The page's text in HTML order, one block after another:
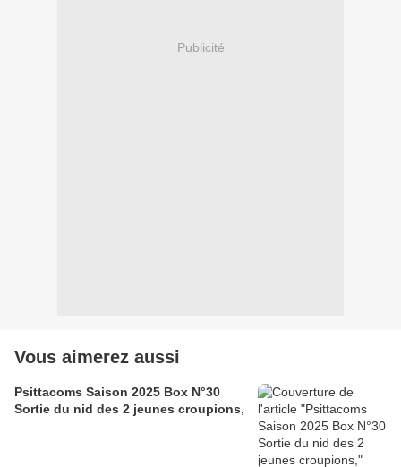
Publicité
Vous aimerez aussi
Psittacoms Saison 2025 Box N°30
Sortie du nid des 2 jeunes croupions,